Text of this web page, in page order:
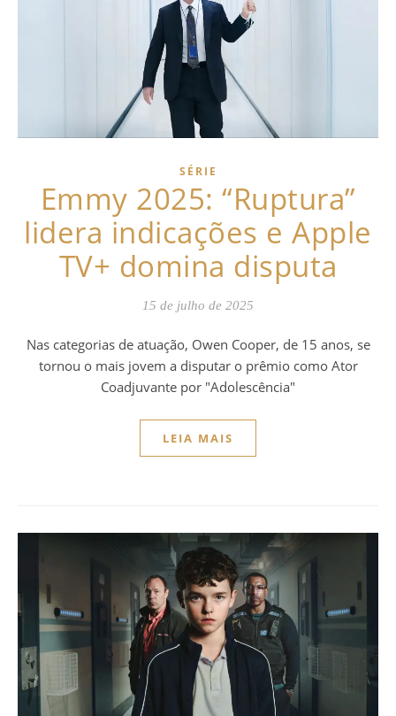
SÉRIE
Emmy 2025: “Ruptura”
lidera indicações e Apple
TV+ domina disputa
15 de julho de 2025
Nas categorias de atuação, Owen Cooper, de 15 anos, se
tornou o mais jovem a disputar o prêmio como Ator
Coadjuvante por "Adolescência"
LEIA MAIS